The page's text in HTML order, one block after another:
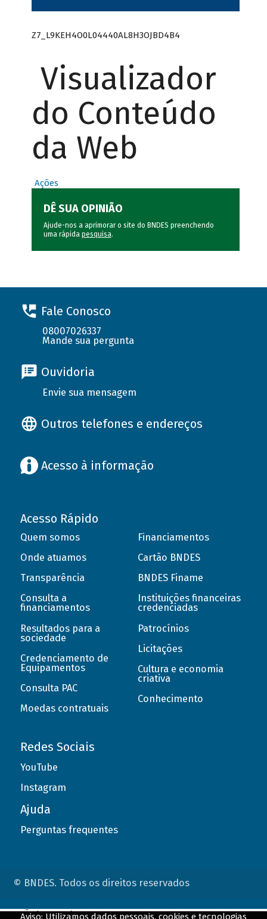
Z7_L9KEH4O0L04440AL8H3OJBD4B4
Visualizador
do Conteúdo
da Web
Ações
DÊ SUA OPINIÃO
Ajude-nos a aprimorar o site do BNDES preenchendo
uma rápida pesquisa.
Fale Conosco
08007026337
Mande sua pergunta
Ouvidoria
Envie sua mensagem
Outros telefones e endereços
Acesso à informação
Acesso Rápido
Quem somos
Onde atuamos
Transparência
Consulta a
financiamentos
Resultados para a
sociedade
Credenciamento de
Equipamentos
Consulta PAC
Moedas contratuais
Financiamentos
Cartão BNDES
BNDES Finame
Instituições financeiras
credenciadas
Patrocínios
Licitações
Cultura e economia
criativa
Conhecimento
Redes Sociais
YouTube
Instagram
Ajuda
Perguntas frequentes
© BNDES. Todos os direitos reservados
Aviso: Utilizamos dados pessoais, cookies e tecnologias
ConteÃºdo complementar